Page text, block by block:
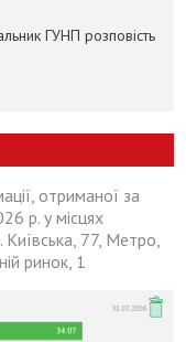
ГУНП розповість
отриманої за
р. у місцях
77, Метро,
ринок, 1